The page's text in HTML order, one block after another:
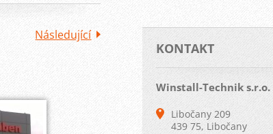
Následující
KONTAKT
Winstall-Technik s.r.o.
Libočany 209
439 75, Libočany